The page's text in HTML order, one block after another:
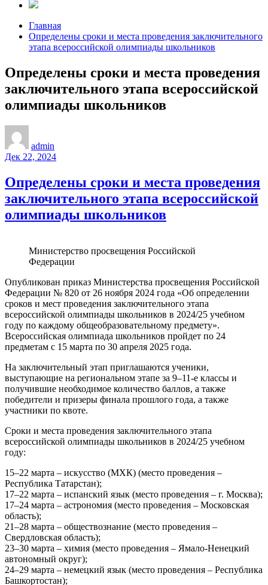
Главная
Определены сроки и места проведения заключительного
этапа всероссийской олимпиады школьников
Определены сроки и места проведения
заключительного этапа всероссийской
олимпиады школьников
admin
Дек 22, 2024
Определены сроки и места проведения
заключительного этапа всероссийской
олимпиады школьников
Министерство просвещения Российской
Федерации
Опубликован приказ Министерства просвещения Российской
Федерации № 820 от 26 ноября 2024 года «Об определении
сроков и мест проведения заключительного этапа
всероссийской олимпиады школьников в 2024/25 учебном
году по каждому общеобразовательному предмету».
Всероссийская олимпиада школьников пройдет по 24
предметам с 15 марта по 30 апреля 2025 года.
На заключительный этап приглашаются ученики,
выступающие на региональном этапе за 9–11-е классы и
получившие необходимое количество баллов, а также
победители и призеры финала прошлого года, а также
участники по квоте.
Сроки и места проведения заключительного этапа
всероссийской олимпиады школьников в 2024/25 учебном
году:
15–22 марта – искусство (МХК) (место проведения –
Республика Татарстан);
17–22 марта – испанский язык (место проведения – г. Москва);
17–24 марта – астрономия (место проведения – Московская
область);
21–28 марта – обществознание (место проведения –
Свердловская область);
23–30 марта – химия (место проведения – Ямало-Ненецкий
автономный округ);
24–29 марта – немецкий язык (место проведения – Республика
Башкортостан);